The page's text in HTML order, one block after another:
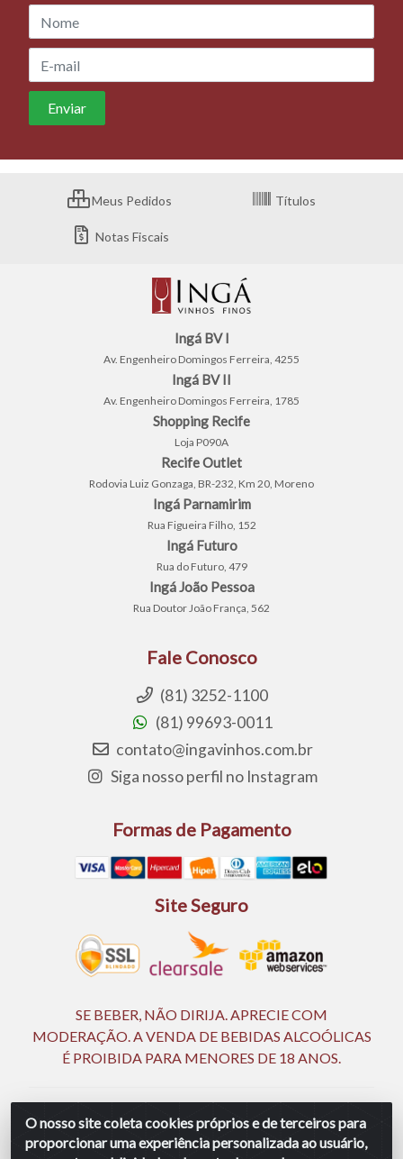
O nosso site coleta cookies próprios e de terceiros para
proporcionar uma experiência personalizada ao usuário,
Meus Pedidos Títulos
Notas Fiscais
Ingá BV I
Av. Engenheiro Domingos Ferreira, 4255
Ingá BV II
Av. Engenheiro Domingos Ferreira, 1785
Shopping Recife
Loja P090A
Recife Outlet
Rodovia Luiz Gonzaga, BR-232, Km 20, Moreno
Ingá Parnamirim
Rua Figueira Filho, 152
Ingá Futuro
Rua do Futuro, 479
Ingá João Pessoa
Rua Doutor João França, 562
Fale Conosco
(81) 3252-1100
(81) 99693-0011
contato@ingavinhos.com.br
Siga nosso perfil no Instagram
Formas de Pagamento
Site Seguro
SE BEBER, NÃO DIRIJA. APRECIE COM
MODERAÇÃO. A VENDA DE BEBIDAS ALCOÓLICAS
É PROIBIDA PARA MENORES DE 18 ANOS.
Ingá Distribuidora Ltda | CNPJ 05.390.477/0002-25 -
Rod BR 232, KM 18,5 - S/N - Manassu - CEP 54130-340 -
Jaboatão dos Guararapes/PE